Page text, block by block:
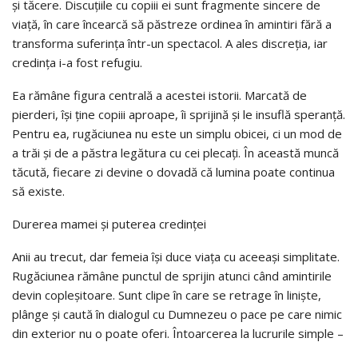
și tăcere. Discuțiile cu copiii ei sunt fragmente sincere de
viață, în care încearcă să păstreze ordinea în amintiri fără a
transforma suferința într-un spectacol. A ales discreția, iar
credința i-a fost refugiu.
Ea rămâne figura centrală a acestei istorii. Marcată de
pierderi, își ține copiii aproape, îi sprijină și le insuflă speranță.
Pentru ea, rugăciunea nu este un simplu obicei, ci un mod de
a trăi și de a păstra legătura cu cei plecați. În această muncă
tăcută, fiecare zi devine o dovadă că lumina poate continua
să existe.
Durerea mamei și puterea credinței
Anii au trecut, dar femeia își duce viața cu aceeași simplitate.
Rugăciunea rămâne punctul de sprijin atunci când amintirile
devin copleșitoare. Sunt clipe în care se retrage în liniște,
plânge și caută în dialogul cu Dumnezeu o pace pe care nimic
din exterior nu o poate oferi. Întoarcerea la lucrurile simple –